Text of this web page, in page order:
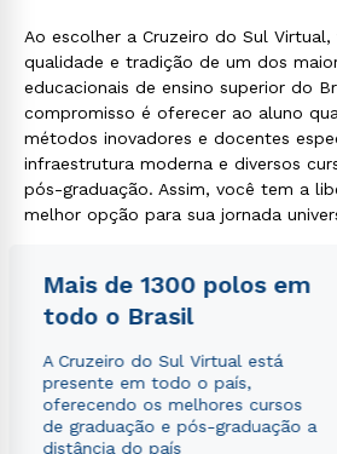
Ao escolher a Cruzeiro do Sul
qualidade e tradição de um dos
educacionais de ensino superior do
compromisso é oferecer ao aluno
métodos inovadores e docentes
infraestrutura moderna e diversos
pós-graduação. Assim, você tem a
melhor opção para sua jornada
Mais de 1300 polos em
todo o Brasil
A Cruzeiro do Sul Virtual está
presente em todo o país,
oferecendo os melhores cursos
de graduação e pós-graduação a
distância do país